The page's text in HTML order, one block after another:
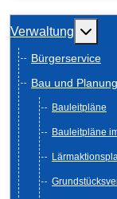
Verwaltung
Bürgerservice
Bau und Planung
Bauleitpläne
Bauleitpläne